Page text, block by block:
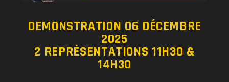
DEMONSTRATION 06 DÉCEMBRE
2025
2 REPRÉSENTATIONS 11H30 &
14H30